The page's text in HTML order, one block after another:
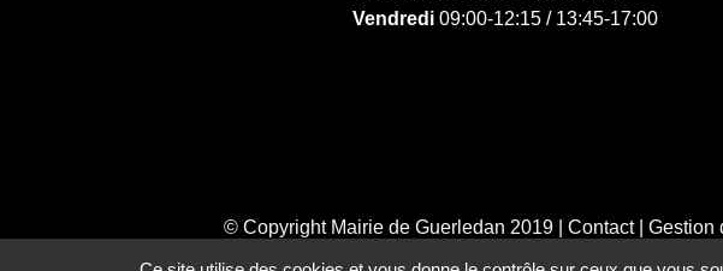
Vendredi09:00-12:15 / 13:45-17:00
© Copyright Mairie de Guerledan 2019 |Contact|Gestion